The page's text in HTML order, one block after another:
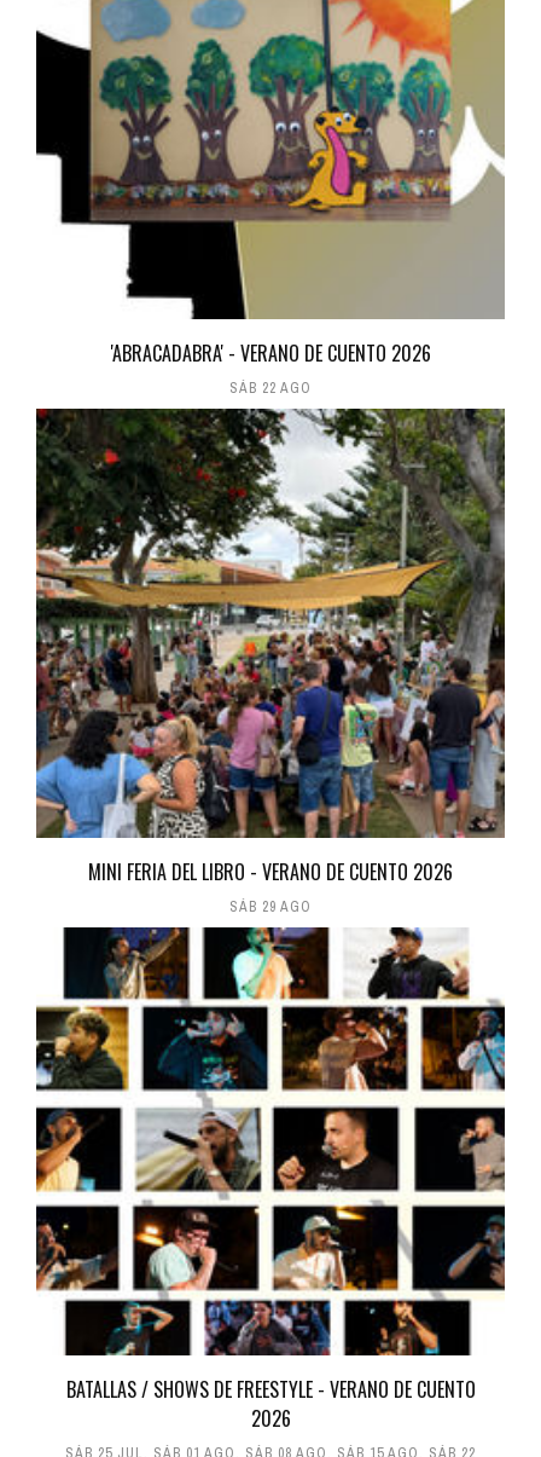
'ABRACADABRA' - VERANO DE CUENTO 2026
SÁB 22 AGO
MINI FERIA DEL LIBRO - VERANO DE CUENTO 2026
SÁB 29 AGO
BATALLAS / SHOWS DE FREESTYLE - VERANO DE CUENTO
2026